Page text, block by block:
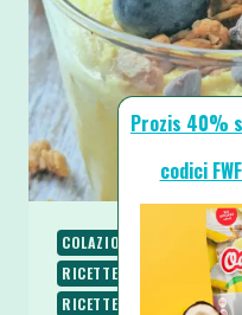
COLAZIONE PIATTI
RICETTE PROTEICHE
RICETTE SENZA COTTURA
Prozis 40%
codici